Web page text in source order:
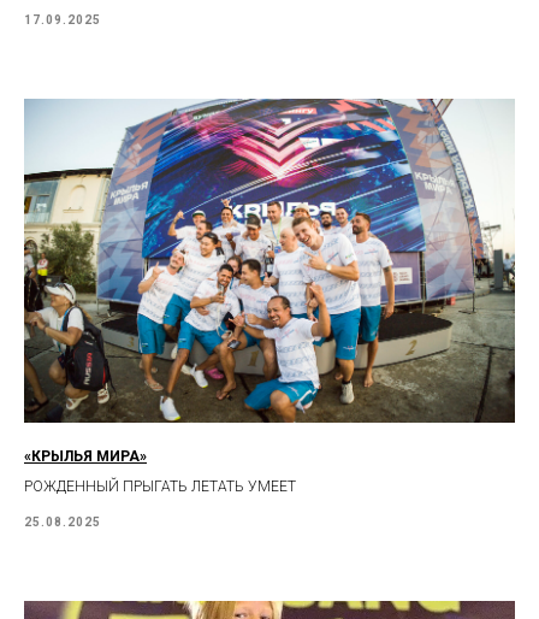
17.09.2025
«КРЫЛЬЯ МИРА»
РОЖДЕННЫЙ ПРЫГАТЬ ЛЕТАТЬ УМЕЕТ
25.08.2025